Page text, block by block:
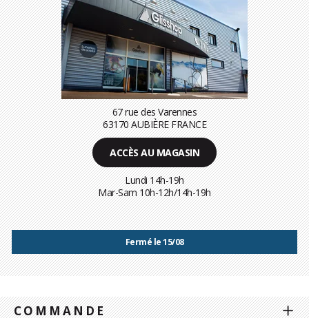
67 rue des Varennes
63170 AUBIÈRE FRANCE
ACCÈS AU MAGASIN
Lundi 14h-19h
Mar-Sam 10h-12h/14h-19h
Fermé le 15/08
COMMANDE